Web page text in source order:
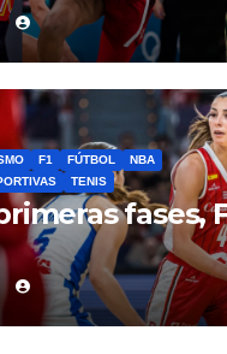
F1 FÚTBOL
NBA
TENIS
fases,